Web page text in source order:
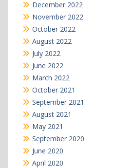
December 2022
November 2022
October 2022
August 2022
July 2022
June 2022
March 2022
October 2021
September 2021
August 2021
May 2021
September 2020
June 2020
April 2020